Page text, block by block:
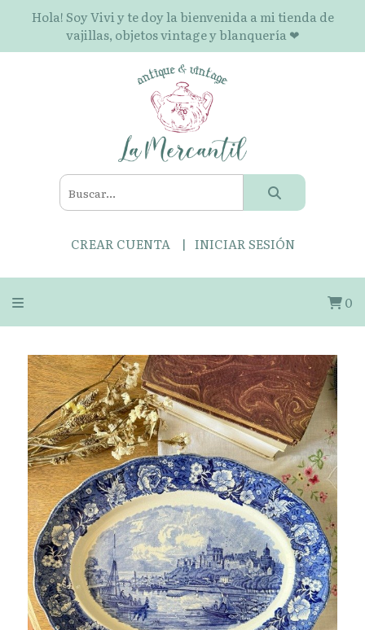
Hola! Soy Vivi y te doy la bienvenida a mi tienda de
vajillas, objetos vintage y blanquería ❤
CREAR CUENTA INICIAR SESIÓN
0